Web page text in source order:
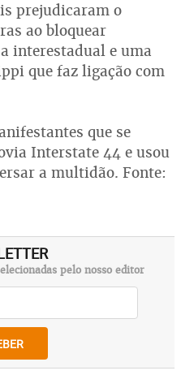
prejudicaram o
ao bloquear
interestadual e uma
que faz ligação com
que se
Interstate 44 e usou
a multidão. Fonte:
pelo nosso editor